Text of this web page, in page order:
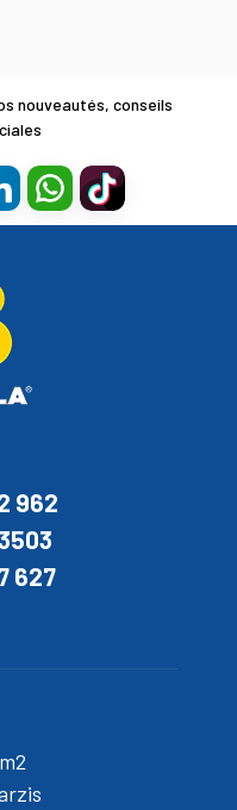
nouveautés, conseils
962
627